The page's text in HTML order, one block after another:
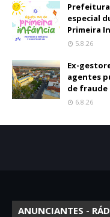
especial
Primeira
5.8.26
Ex-
agentes
de fraude
6.8.26
ANUNCIANTES -